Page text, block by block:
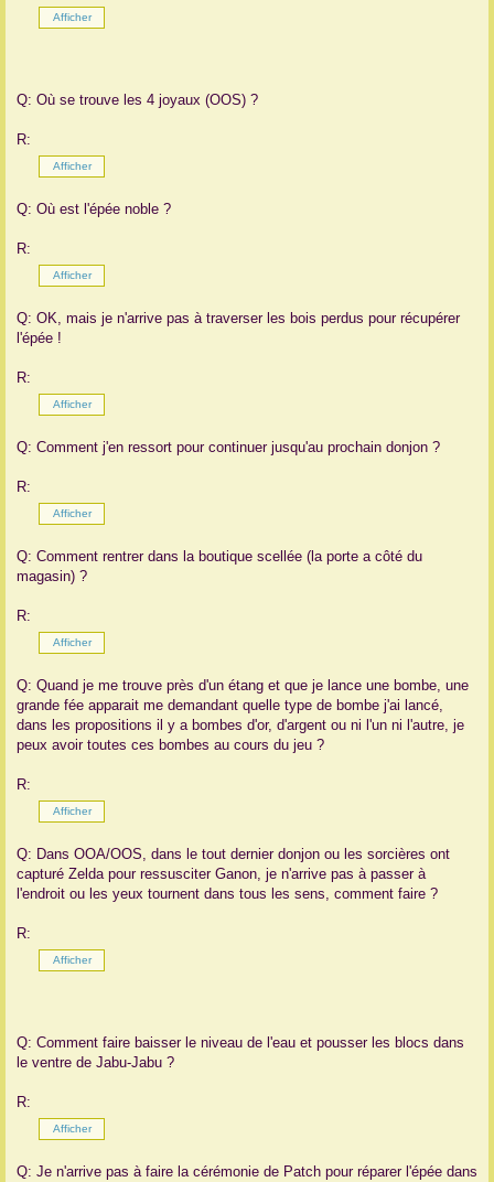
Q: Où se trouve les 4 joyaux (OOS) ?
R:
Q: Où est l'épée noble ?
R:
Q: OK, mais je n'arrive pas à traverser les bois perdus pour récupérer
l'épée !
R:
Q: Comment j'en ressort pour continuer jusqu'au prochain donjon ?
R:
Q: Comment rentrer dans la boutique scellée (la porte a côté du
magasin) ?
R:
Q: Quand je me trouve près d'un étang et que je lance une bombe, une
grande fée apparait me demandant quelle type de bombe j'ai lancé,
dans les propositions il y a bombes d'or, d'argent ou ni l'un ni l'autre, je
peux avoir toutes ces bombes au cours du jeu ?
R:
Q: Dans OOA/OOS, dans le tout dernier donjon ou les sorcières ont
capturé Zelda pour ressusciter Ganon, je n'arrive pas à passer à
l'endroit ou les yeux tournent dans tous les sens, comment faire ?
R:
Q: Comment faire baisser le niveau de l'eau et pousser les blocs dans
le ventre de Jabu-Jabu ?
R:
Q: Je n'arrive pas à faire la cérémonie de Patch pour réparer l'épée dans